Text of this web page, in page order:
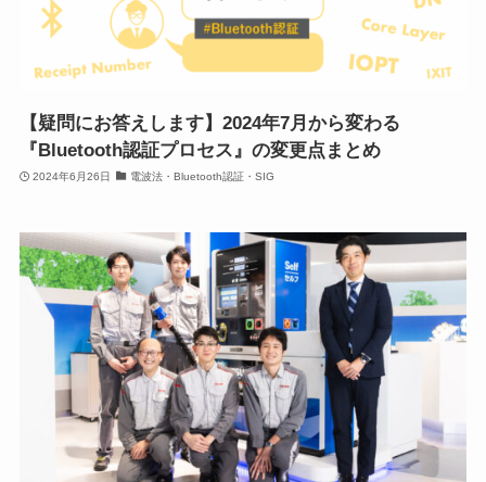
【疑問にお答えします】2024年7月から変わる
『Bluetooth認証プロセス』の変更点まとめ
2024年6月26日 電波法・Bluetooth認証・SIG